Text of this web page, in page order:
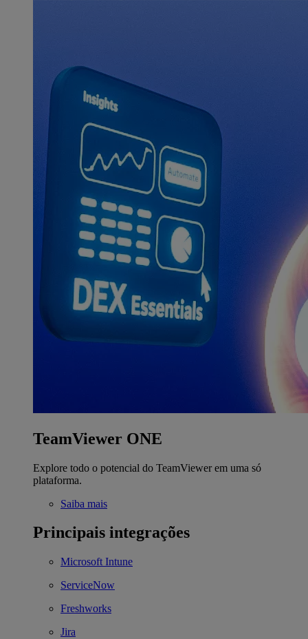
TeamViewer ONE
Explore todo o potencial do TeamViewer em uma só
plataforma.
Saiba mais
Principais integrações
Microsoft Intune
ServiceNow
Freshworks
Jira